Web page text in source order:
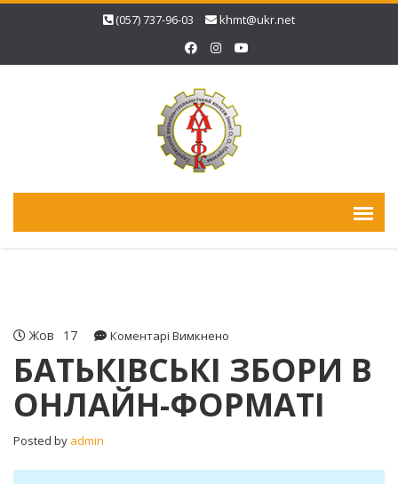
(057) 737-96-03 khmt@ukr.net
Жов 17 Коментарі Вимкнено
ЗБОРИ
В
ОНЛАЙН-
БАТЬКІВСЬКІ ЗБОРИ В
ОНЛАЙН-ФОРМАТІ
Posted by admin